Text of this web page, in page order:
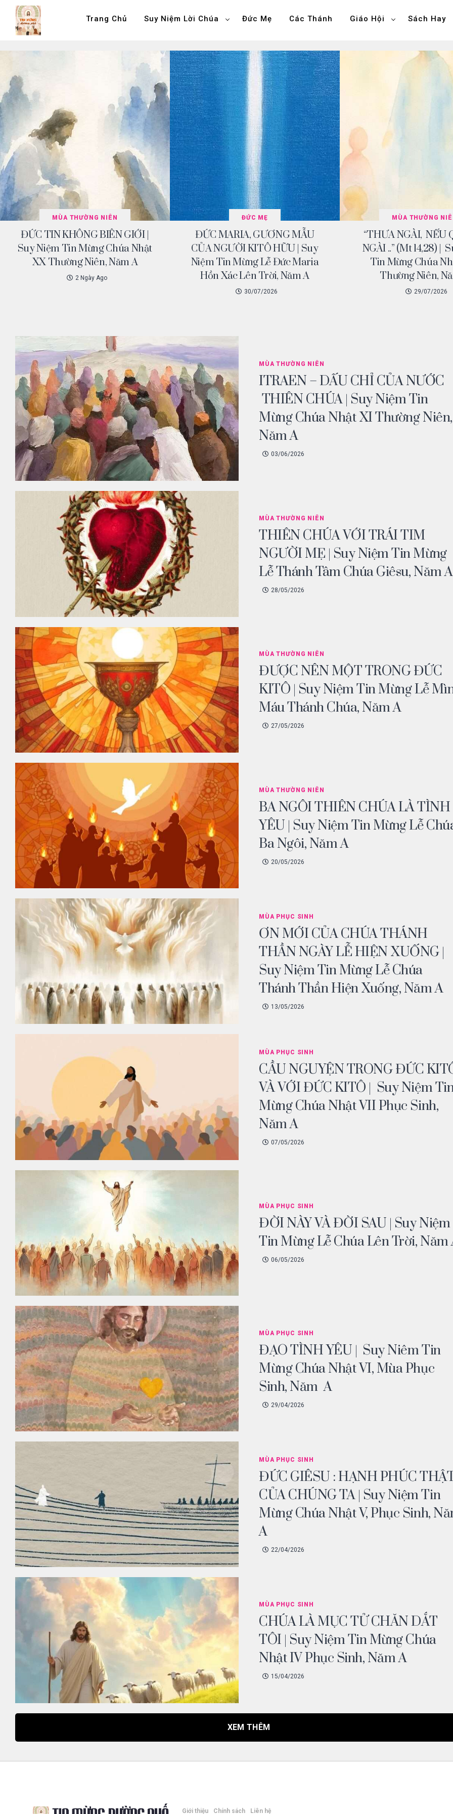
Trang Chủ Suy Niệm Lời Chúa Đức Mẹ Các Thánh Giáo Hội Sách Hay
MÙA THƯỜNG NIÊN
ĐỨC TIN KHÔNG BIÊN GIỚI |
Suy Niệm Tin Mừng Chúa Nhật
XX Thường Niên, Năm A
2 Ngày Ago
ĐỨC MẸ
ĐỨC MARIA, GƯƠNG MẪU
CỦA NGƯỜI KITÔ HỮU | Suy
Niệm Tin Mừng Lễ Đức Maria
Hồn Xác Lên Trời, Năm A
30/07/2026
MÙA THƯỜNG
“THƯA NGÀI, NẾU
NGÀI ..” (Mt 14,28) |
Tin Mừng Chúa
Thường Niên,
29/07/2026
MÙA THƯỜNG NIÊN
ITRAEN – DẤU CHỈ CỦA NƯỚC
THIÊN CHÚA | Suy Niệm Tin
Mừng Chúa Nhật XI Thường Niên,
Năm A
03/06/2026
MÙA THƯỜNG NIÊN
THIÊN CHÚA VỚI TRÁI TIM
NGƯỜI MẸ | Suy Niệm Tin Mừng
Lễ Thánh Tâm Chúa Giêsu, Năm A
28/05/2026
MÙA THƯỜNG NIÊN
ĐƯỢC NÊN MỘT TRONG ĐỨC
KITÔ | Suy Niệm Tin Mừng Lễ
Máu Thánh Chúa, Năm A
27/05/2026
MÙA THƯỜNG NIÊN
BA NGÔI THIÊN CHÚA LÀ TÌNH
YÊU | Suy Niệm Tin Mừng Lễ
Ba Ngôi, Năm A
20/05/2026
MÙA PHỤC SINH
ƠN MỚI CỦA CHÚA THÁNH
THẦN NGÀY LỄ HIỆN XUỐNG |
Suy Niệm Tin Mừng Lễ Chúa
Thánh Thần Hiện Xuống, Năm A
13/05/2026
MÙA PHỤC SINH
CẦU NGUYỆN TRONG ĐỨC
VÀ VỚI ĐỨC KITÔ | Suy Niệm
Mừng Chúa Nhật VII Phục Sinh,
Năm A
07/05/2026
MÙA PHỤC SINH
ĐỜI NÀY VÀ ĐỜI SAU | Suy Niệm
Tin Mừng Lễ Chúa Lên Trời, Năm
06/05/2026
MÙA PHỤC SINH
ĐẠO TÌNH YÊU | Suy Niêm Tin
Mừng Chúa Nhật VI, Mùa Phục
Sinh, Năm A
29/04/2026
MÙA PHỤC SINH
ĐỨC GIÊSU : HẠNH PHÚC
CỦA CHÚNG TA | Suy Niệm Tin
Mừng Chúa Nhật V, Phục Sinh,
A
22/04/2026
MÙA PHỤC SINH
CHÚA LÀ MỤC TỬ CHĂN DẮT
TÔI | Suy Niệm Tin Mừng Chúa
Nhật IV Phục Sinh, Năm A
15/04/2026
XEM THÊM
Giới thiệu Chính sách Liên hệ